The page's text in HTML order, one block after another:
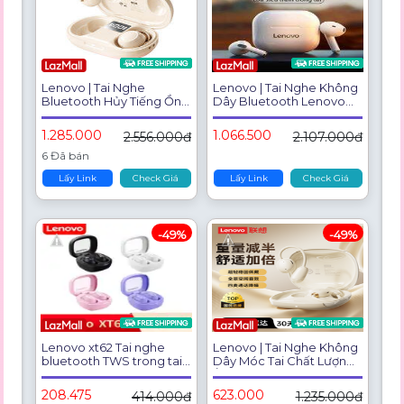
Lenovo | Tai Nghe
Bluetooth Hủy Tiếng Ồn
Giúp Ngủ
1.285.000 2.556.000đ
6 Đã bán
Lấy Link Check Giá
Lenovo | Tai Nghe Không
Dây Bluetooth Lenovo
LP40TWS Tai Nghe Thể
Thao Điều Khiển Bằng
Cảm Ứng Tai Nghe Âm
Android Chống Nước Có
Mic
1.066.500 2.107.000đ
Lấy Link Check Giá
Lenovo xt62 Tai nghe
bluetooth TWS trong tai
đúng tai nghe không dây
Bluetooth 5.3 Tai nghe
208.475 414.000đ
-49%
Lenovo | Tai Nghe Không
Dây Móc Tai Chất Lượng
Âm Thanh Cao, ĐeoThoải
Mái
623.000 1.235.000đ
-49%